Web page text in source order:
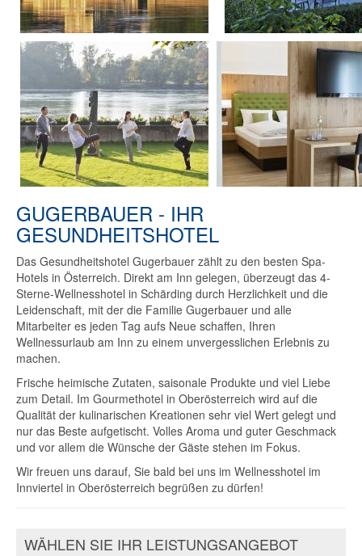
GUGERBAUER - IHR
GESUNDHEITSHOTEL
Das Gesundheitshotel Gugerbauer zählt zu den besten Spa-
Hotels in Österreich. Direkt am Inn gelegen, überzeugt das 4-
Sterne-Wellnesshotel in Schärding durch Herzlichkeit und die
Leidenschaft, mit der die Familie Gugerbauer und alle
Mitarbeiter es jeden Tag aufs Neue schaffen, Ihren
Wellnessurlaub am Inn zu einem unvergesslichen Erlebnis zu
machen.
Frische heimische Zutaten, saisonale Produkte und viel Liebe
zum Detail. Im Gourmethotel in Oberösterreich wird auf die
Qualität der kulinarischen Kreationen sehr viel Wert gelegt und
nur das Beste aufgetischt. Volles Aroma und guter Geschmack
und vor allem die Wünsche der Gäste stehen im Fokus.
Wir freuen uns darauf, Sie bald bei uns im Wellnesshotel im
Innviertel in Oberösterreich begrüßen zu dürfen!
WÄHLEN SIE IHR LEISTUNGSANGEBOT